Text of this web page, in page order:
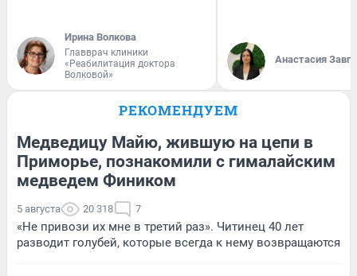
Ирина Волкова
Главврач клиники
«Реабилитация доктора
Волковой»
Анастасия
РЕКОМЕНДУЕМ
Медведицу Майю, жившую на цепи в
Приморье, познакомили с гималайским
медведем Фиником
5 августа 20 318 7
«Не привози их мне в третий раз». Читинец 40 лет
разводит голубей, которые всегда к нему возвращаются